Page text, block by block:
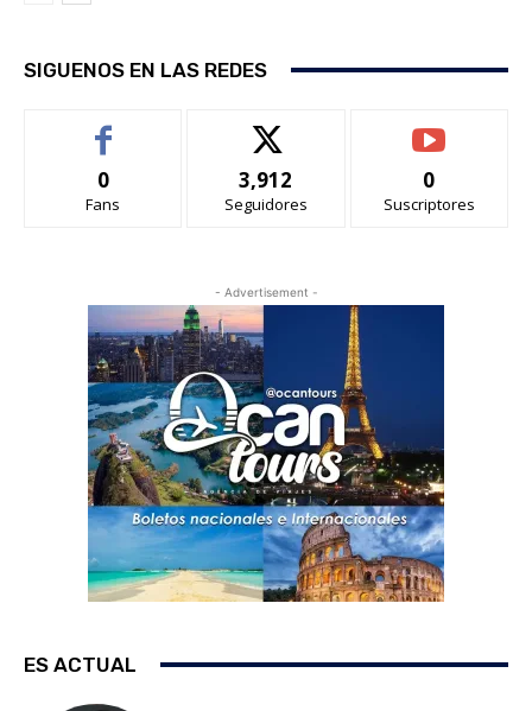
SIGUENOS EN LAS REDES
0
Fans
3,912
Seguidores
0
Suscriptores
- Advertisement -
ES ACTUAL